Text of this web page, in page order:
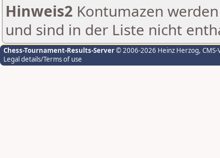
Hinweis2 Kontumazen
und sind in der Liste nicht
Chess-Tournament-Results-Server© 2006-2026 Heinz Herzog,
Legal details/Terms of use